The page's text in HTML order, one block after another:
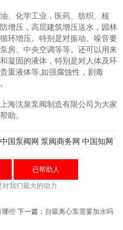
化学工业，医药、纺织、核
增压，高层建筑增压送水，园林
环增压。特别是对振动、噪音要
房、中央空调等等。还可以用来
凝固的液体，特别是对人体及环
重液体等,如强腐蚀性，剧毒
沈泉泵阀制造有限公司为大家
助。
中国泵阀网 泵阀商务网 中国知网
已帮助人
对我们最大的动力
哪些 下一篇： 自吸离心泵需要加水吗